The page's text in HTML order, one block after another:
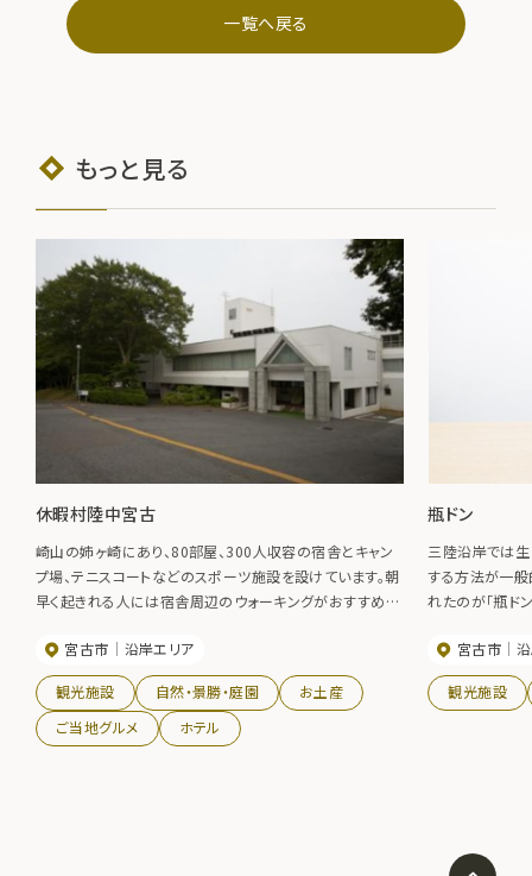
一覧へ戻る
もっと見る
休暇村陸中宮古
崎山の姉ヶ崎にあり、80部屋、300人収容の宿舎とキャン
プ場、テニスコートなどのスポーツ施設を設けています。朝
早く起きれる人には宿舎周辺のウォーキングがおすすめで
宮古市
沿岸エリア
観光施設 自然・景勝・庭園
お土産
ご当地グルメ
ホテル
瓶ドン
三陸沿岸では
する方法が一般
れたのが「瓶ド
市内数店舗で
味わえます。
宮古市
観光施設